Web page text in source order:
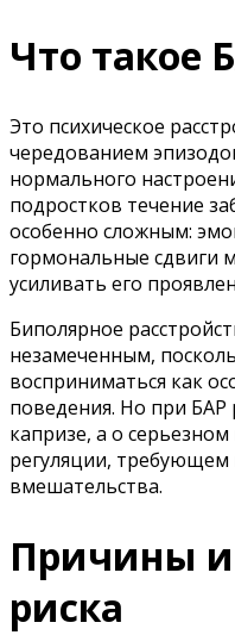
Что такое
Это психическое
чередованием
нормального
подростков течение
особенно сложным:
гормональные сдвиги
усиливать его
Биполярное
незамеченным,
восприниматься как
поведения. Но при
капризе, а о
регуляции, требующем
вмешательства.
Причины
риска